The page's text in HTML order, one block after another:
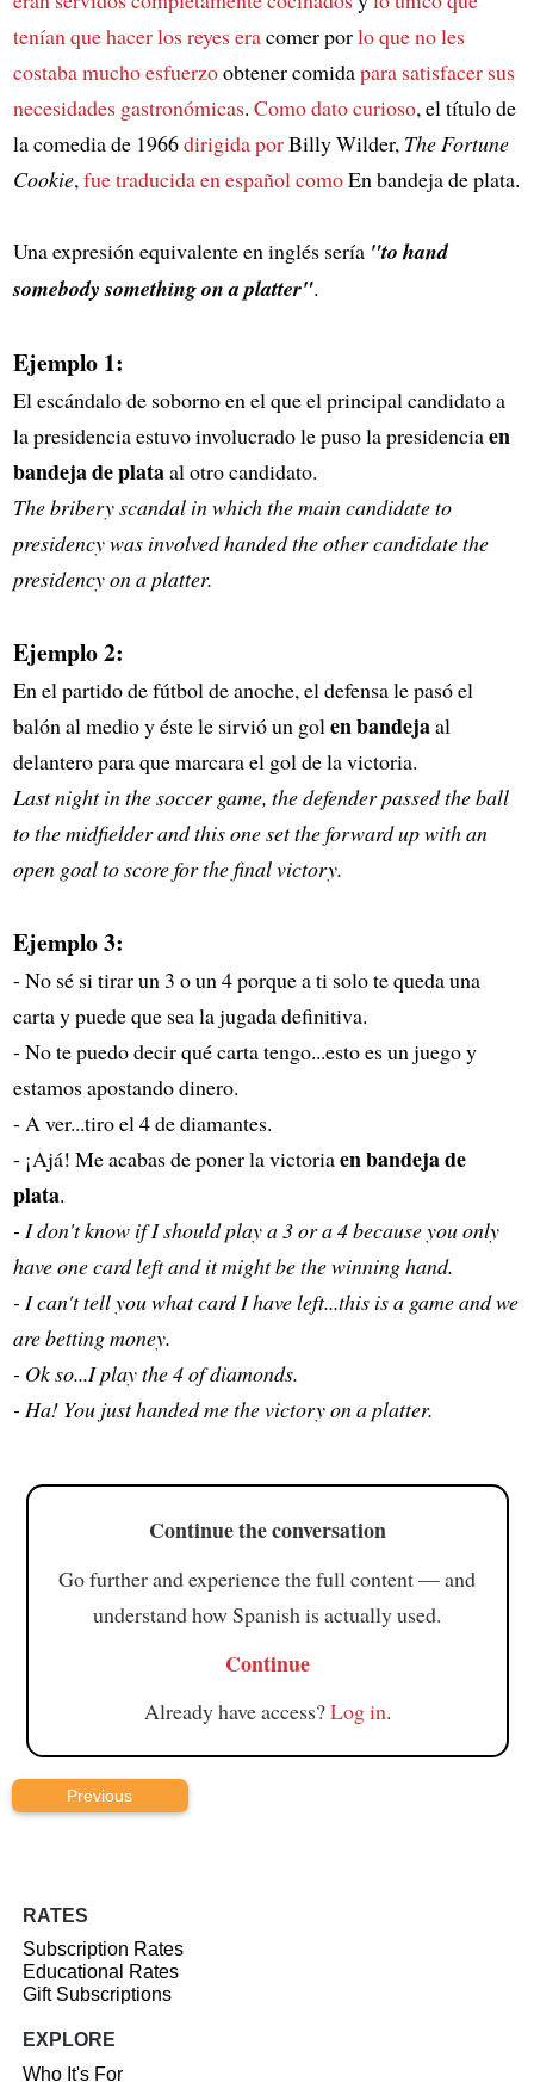
tenían que hacer los reyes eracomer porlo que no les
costaba mucho esfuerzoobtener comidapara satisfacer sus
necesidades gastronómicas. Como dato curioso, el título de
la comedia de 1966dirigida porBilly Wilder, The Fortune
Cookie, fue traducida en español comoEn bandeja de plata.
Una expresión equivalente en inglés sería "to hand
somebody something on a platter".
Ejemplo 1:
El escándalo de soborno en el que el principal candidato a
la presidencia estuvo involucrado le puso la presidenciaen
bandeja de plataal otro candidato.
The bribery scandal in which the main candidate to
presidency was involved handed the other candidate the
presidency on a platter.
Ejemplo 2:
En el partido de fútbol de anoche, el defensa le pasó el
balón al medio y éste le sirvió un gol en bandejaal
delantero para que marcara el gol de la victoria.
Last night in the soccer game, the defender passed the ball
to the midfielder and this one set the forward up with an
open goal to score for the final victory.
Ejemplo 3:
- No sé si tirar un 3 o un 4 porque a ti solo te queda una
carta y puede que sea la jugada definitiva.
- No te puedo decir qué carta tengo...esto es un juego y
estamos apostando dinero.
- A ver...tiro el 4 de diamantes.
- ¡Ajá! Me acabas de poner la victoriaen bandeja de
plata.
- I don't know if I should play a 3 or a 4 because you only
have one card left and it might be the winning hand.
- I can't tell you what card I have left...this is a game and we
are betting money.
- Ok so...I play the 4 of diamonds.
- Ha! You just handed me the victory on a platter.
Continue the conversation
Go further and experience the full content — and
understand how Spanish is actually used.
Continue
Already have access?Log in.
Previous
RATES
Subscription Rates
Educational Rates
Gift Subscriptions
EXPLORE
Who It's For